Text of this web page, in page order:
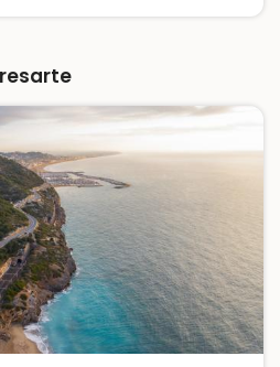
mar y el campo de golf Terramar, en
vegetación y también dispone